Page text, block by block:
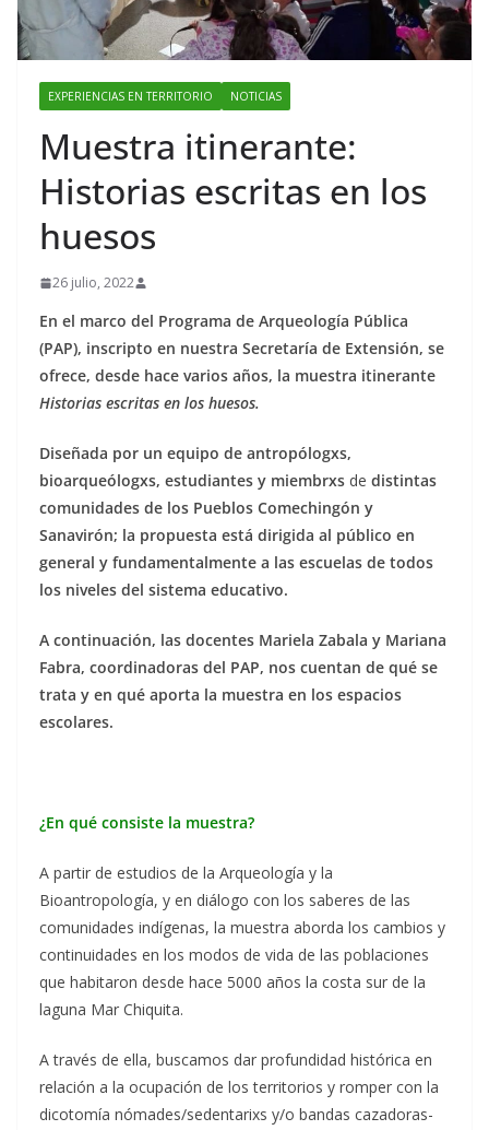
EXPERIENCIAS EN TERRITORIO NOTICIAS
Muestra itinerante:
Historias escritas en los
huesos
26 julio, 2022
En el marco del Programa de Arqueología Pública
(PAP), inscripto en nuestra Secretaría de Extensión, se
ofrece, desde hace varios años, la muestra itinerante
Historias escritas en los huesos.
Diseñada por un equipo de antropólogxs,
bioarqueólogxs, estudiantes y miembrxs de distintas
comunidades de los Pueblos Comechingón y
Sanavirón; la propuesta está dirigida al público en
general y fundamentalmente a las escuelas de todos
los niveles del sistema educativo.
A continuación, las docentes Mariela Zabala y Mariana
Fabra, coordinadoras del PAP, nos cuentan de qué se
trata y en qué aporta la muestra en los espacios
escolares.
¿En qué consiste la muestra?
A partir de estudios de la Arqueología y la
Bioantropología, y en diálogo con los saberes de las
comunidades indígenas, la muestra aborda los cambios y
continuidades en los modos de vida de las poblaciones
que habitaron desde hace 5000 años la costa sur de la
laguna Mar Chiquita.
A través de ella, buscamos dar profundidad histórica en
relación a la ocupación de los territorios y romper con la
dicotomía nómades/sedentarixs y/o bandas cazadoras-